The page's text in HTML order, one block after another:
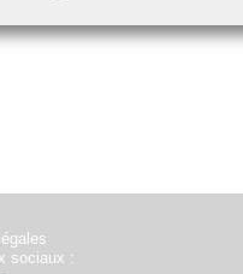
sociaux :